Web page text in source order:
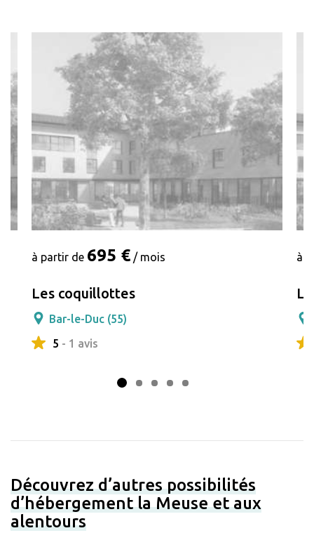
à partir de 695 € / mois
Les coquillottes
Bar-le-Duc (55)
5 - 1 avis
à
Découvrez d’autres possibilités
d’hébergement la Meuse et aux
alentours